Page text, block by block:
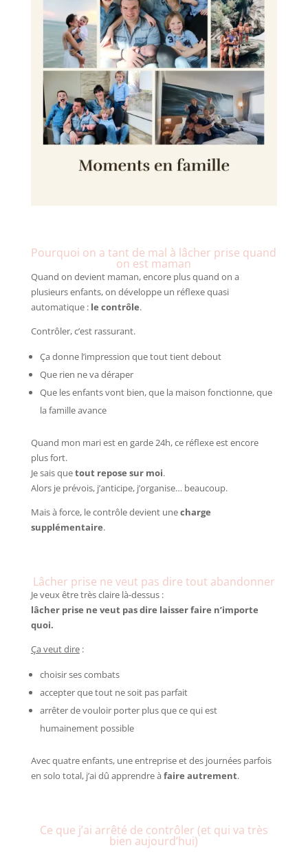
Pourquoi on a tant de mal à lâcher prise quand
on est maman
Quand on devient maman, encore plus quand on a
plusieurs enfants, on développe un réflexe quasi
automatique : le contrôle.
Contrôler, c’est rassurant.
Ça donne l’impression que tout tient debout
Que rien ne va déraper
Que les enfants vont bien, que la maison fonctionne, que
la famille avance
Quand mon mari est en garde 24h, ce réflexe est encore
plus fort.
Je sais quetout repose sur moi.
Alors je prévois, j’anticipe, j’organise… beaucoup.
Mais à force, le contrôle devient unecharge
supplémentaire.
Lâcher prise ne veut pas dire tout abandonner
Je veux être très claire là-dessus :
lâcher prise ne veut pas dire laisser faire n’importe
quoi.
Ça veut dire:
choisir ses combats
accepter que tout ne soit pas parfait
arrêter de vouloir porter plus que ce qui est
humainement possible
Avec quatre enfants, une entreprise et des journées parfois
en solo total, j’ai dû apprendre àfaire autrement.
Ce que j’ai arrêté de contrôler (et qui va très
bien aujourd’hui)